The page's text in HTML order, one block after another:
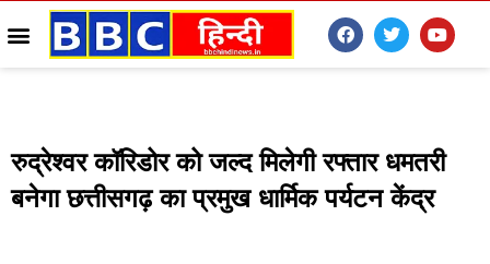
रुद्रेश्वर कॉरिडोर को जल्द मिलेगी रफ्तार धमतरी
बनेगा छत्तीसगढ़ का प्रमुख धार्मिक पर्यटन केंद्र